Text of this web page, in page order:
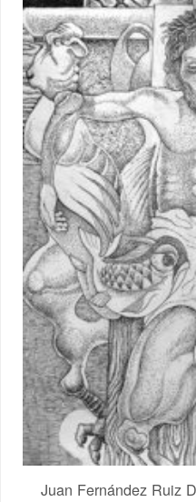
Juan Fernández Ruiz